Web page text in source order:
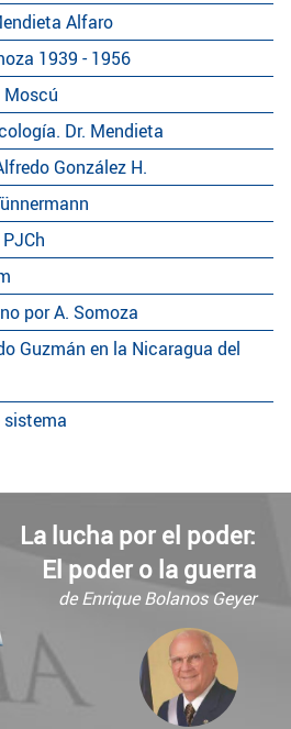
Alfaro
1939 - 1956
Moscú
Dr. Mendieta
González H.
por A. Somoza
Guzmán en la Nicaragua del
La lucha por el poder:
El poder o la guerra
de Enrique Bolanos Geyer